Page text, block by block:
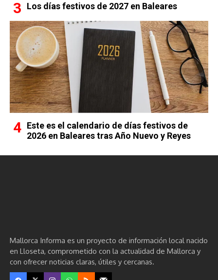
Los días festivos de 2027 en Baleares
Este es el calendario de días festivos de
2026 en Baleares tras Año Nuevo y Reyes
Mallorca Informa es un proyecto de información local nacido
en Lloseta, comprometido con la actualidad de Mallorca y
con ofrecer noticias claras, útiles y cercanas.